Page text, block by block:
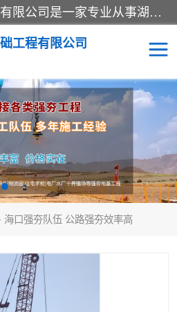
湖南业峻强夯基础工程有限公司是一家专业从事湖南强夯基础工程、强夯机租赁，地基处理的施工单位。业务覆盖：湖南、广东，江西等地。可承接1000KN.m-25000KN.m强夯（置换）工程。公司创始人是国内较早期从事强夯施工的建设者，经过多年的一步一个脚印的发展，在行业内具有较高的度和良好的口碑。
工程有限公司
海口强夯队伍 公路强夯效率高
强夯机租赁
强夯施工队伍